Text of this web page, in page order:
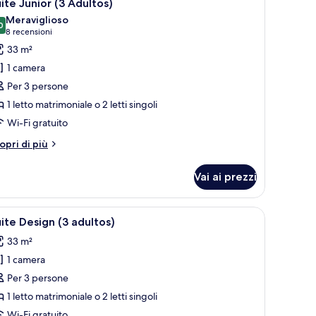
Junior (3 Adultos)
su 10
Meraviglioso
8 recensioni
(8
recensioni)
33 m²
1 camera
Per 3 persone
1 letto matrimoniale o 2 letti singoli
Wi-Fi gratuito
di più
Vai ai prezzi
una scrivania, una sedia e un balcone vista edifici.
Camera d'albergo con un letto, una
5 Design (3 adultos)
33 m²
1 camera
Per 3 persone
1 letto matrimoniale o 2 letti singoli